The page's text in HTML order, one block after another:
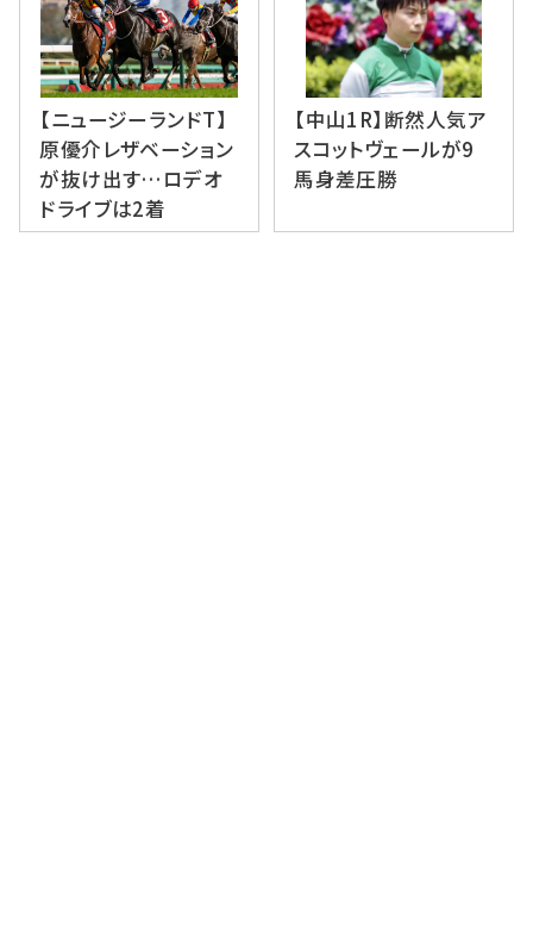
【ニュージーランドT】
原優介レザベーション
が抜け出す…ロデオ
ドライブは2着
【中山1R】断然人気ア
スコットヴェールが9
馬身差圧勝